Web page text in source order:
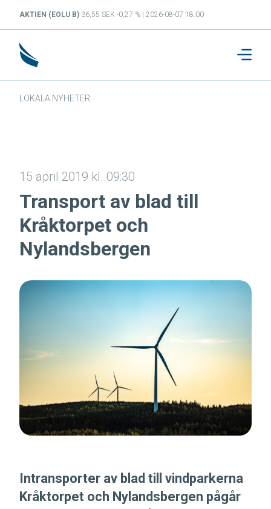
AKTIEN (EOLU B) 36,55 SEK -0,27 % | 2026-08-07 18:00
LOKALA NYHETER
15 april 2019 kl. 09:30
Transport av blad till
Kråktorpet och
Nylandsbergen
Intransporter av blad till vindparkerna
Kråktorpet och Nylandsbergen pågår